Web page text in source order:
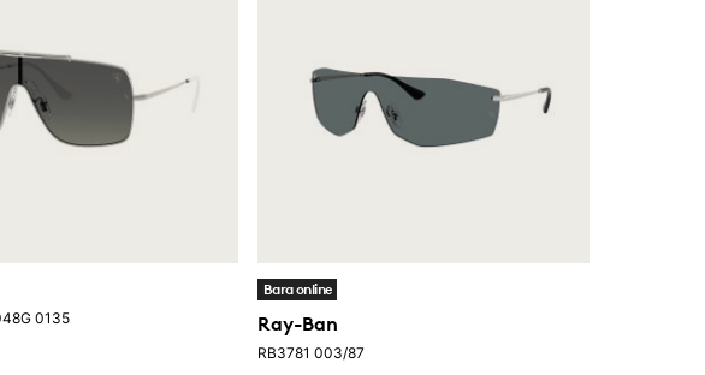
0135
Bara online
Ray-Ban
RB3781 003/87